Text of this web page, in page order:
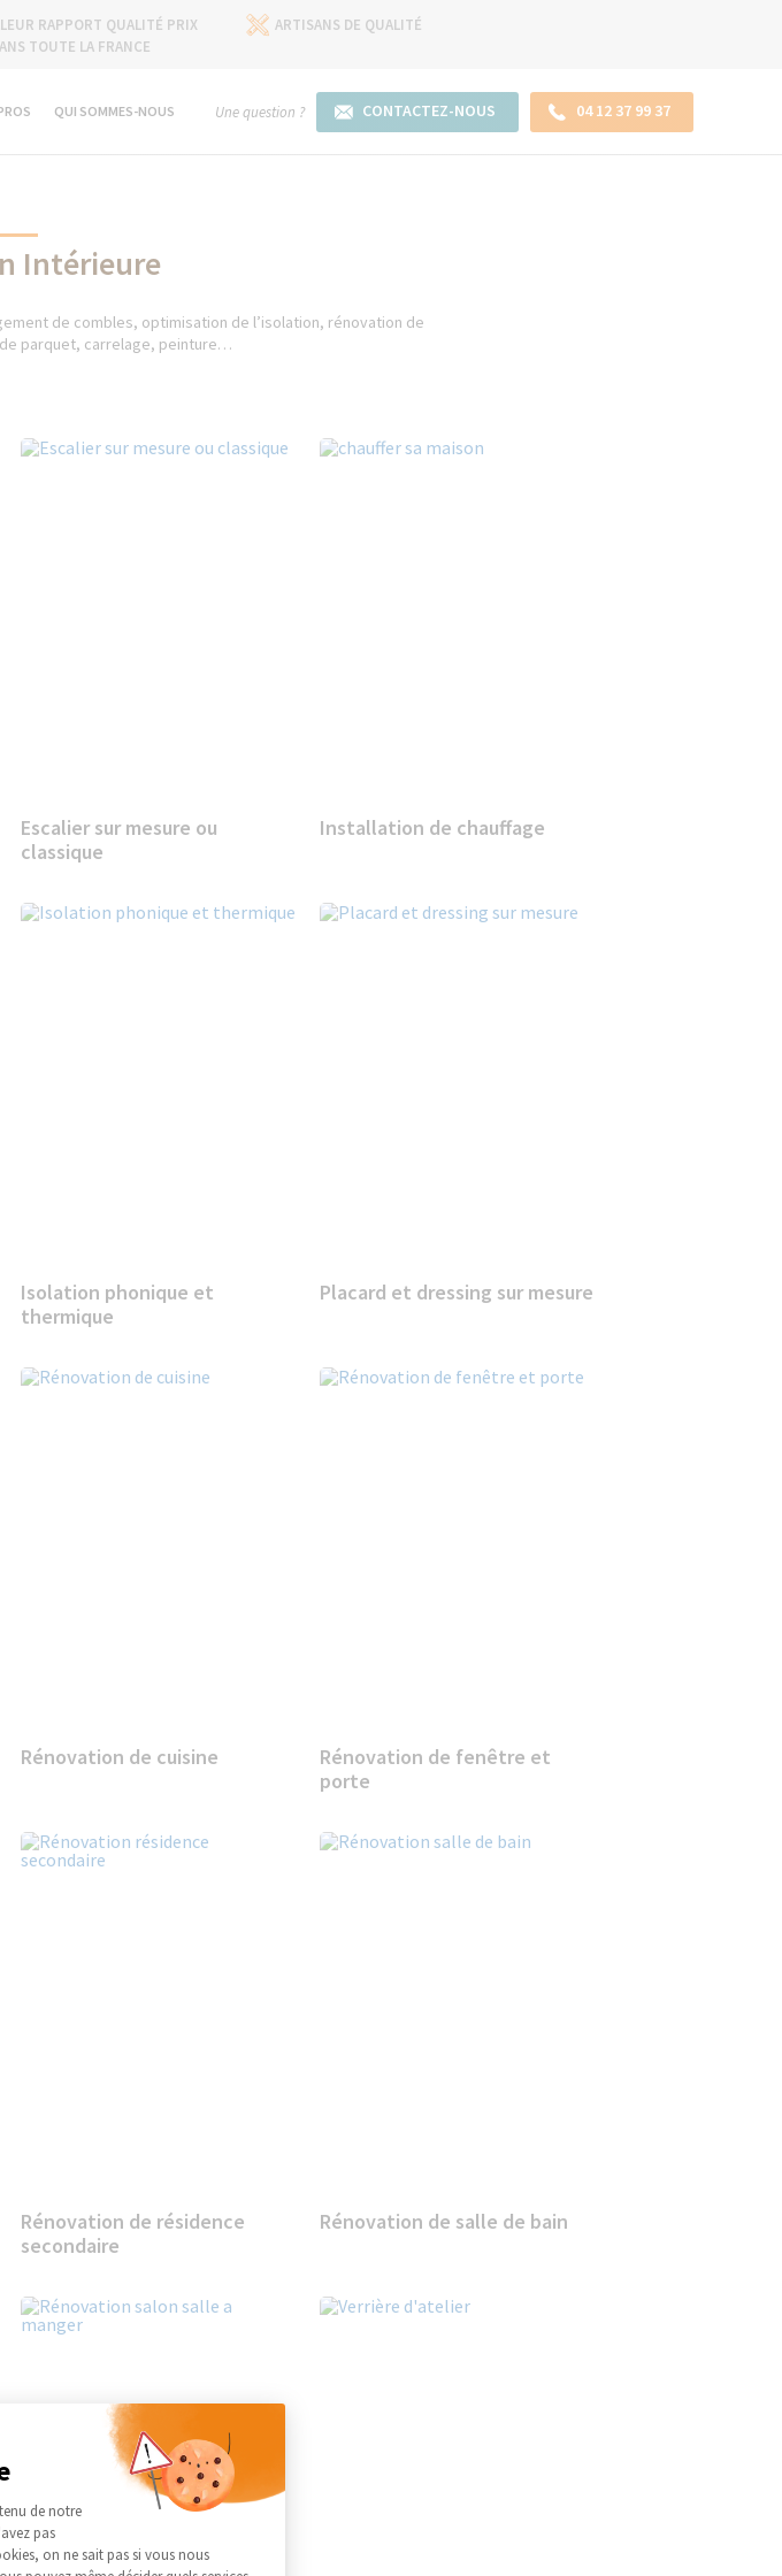
RAPPORT QUALITÉ PRIX
ARTISANS DE QUALITÉ
TOUTE LA FRANCE
QUI SOMMES-NOUS Une question ? CONTACTEZ-NOUS 04 12 37 99 37
Intérieure
de combles, optimisation de l’isolation, rénovation de
parquet, carrelage, peinture…
Escalier sur mesure ou
classique
Installation de chauffage
Isolation phonique et
thermique
Placard et dressing sur mesure
Rénovation de cuisine
Rénovation de fenêtre et
porte
Rénovation de résidence
secondaire
Rénovation de salle de bain
du Consentement : Personnalisez vos Options
de notre
pas
on ne sait pas si vous nous